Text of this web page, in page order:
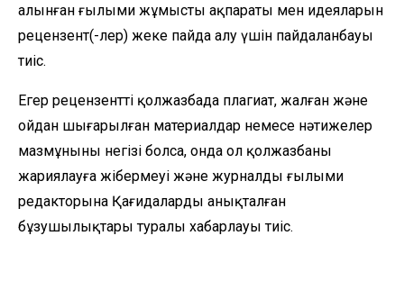
алынған ғылыми жұмыстың ақпараты мен идеяларын
рецензент(-лер) жеке пайда алу үшін пайдаланбауы
тиіс.
Егер рецензенттің қолжазбада плагиат, жалған және
ойдан шығарылған материалдар немесе нәтижелер
мазмұнының негізі болса, онда ол қолжазбаны
жариялауға жібермеуі және журналдың ғылыми
редакторына Қағидалардың анықталған
бұзушылықтары туралы хабарлауы тиіс.